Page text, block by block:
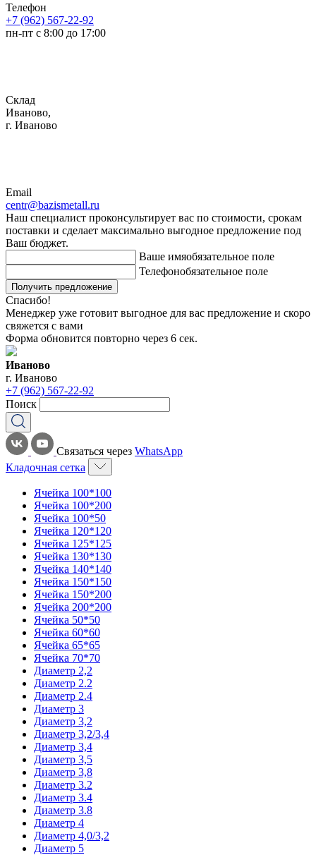
Телефон
+7 (962) 567-22-92
пн-пт с 8:00 до 17:00
Склад
Иваново,
г. Иваново
Email
centr@bazismetall.ru
Наш специалист проконсультирует вас по стоимости, срокам
поставки и сделает максимально выгодное предложение под
Ваш бюджет.
Ваше имяобязательное поле
Телефонобязательное поле
Получить предложение
Спасибо!
Менеджер уже готовит выгодное для вас предложение и скоро
свяжется с вами
Форма обновится повторно через 6 сек.
Иваново
г. Иваново
+7 (962) 567-22-92
Поиск
Связаться через WhatsApp
Кладочная сетка
Ячейка 100*100
Ячейка 100*200
Ячейка 100*50
Ячейка 120*120
Ячейка 125*125
Ячейка 130*130
Ячейка 140*140
Ячейка 150*150
Ячейка 150*200
Ячейка 200*200
Ячейка 50*50
Ячейка 60*60
Ячейка 65*65
Ячейка 70*70
Диаметр 2,2
Диаметр 2.2
Диаметр 2.4
Диаметр 3
Диаметр 3,2
Диаметр 3,2/3,4
Диаметр 3,4
Диаметр 3,5
Диаметр 3,8
Диаметр 3.2
Диаметр 3.4
Диаметр 3.8
Диаметр 4
Диаметр 4,0/3,2
Диаметр 5